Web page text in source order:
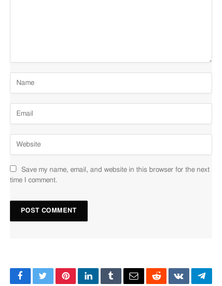
Save my name, email, and website in this browser for the next
time I comment.
FacebookTwitterPinterestLinkedInTumblrEmailRedditVKontakte